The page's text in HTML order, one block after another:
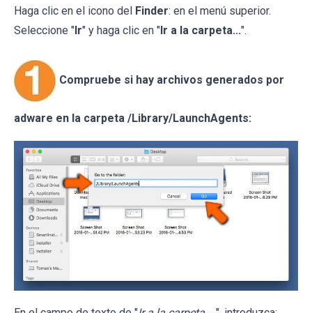
Haga clic en el icono del Finder: en el menú superior.
Seleccione "Ir" y haga clic en "Ir a la carpeta...".
Compruebe si hay archivos generados por
adware en la carpeta /Library/LaunchAgents: